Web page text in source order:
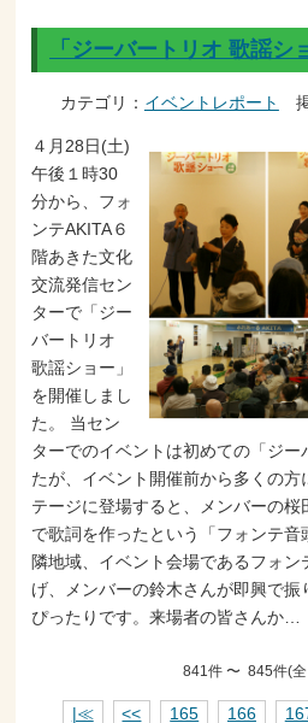
「ジーバートリオ 歌謡シ
カテゴリ： イベントレポート
４月28日(土)
午後１時30
分から、フォ
ンテAKITA６
階あきた文化
交流発信セン
ターで「ジー
バートリオ
歌謡ショー」
を開催しまし
た。 当セン
ターでのイベントは初めての「ジー
たが、イベント開催前から多くの方
テージに登場すると、メンバーの
で歌詞を作ったという「フォンテ
隣地域、イベント会場であるフォ
げ、メンバーの鈴木さんが即興で
ぴったりです。来場者の皆さんか…
841件 〜 845件(
|≪ << 165 166